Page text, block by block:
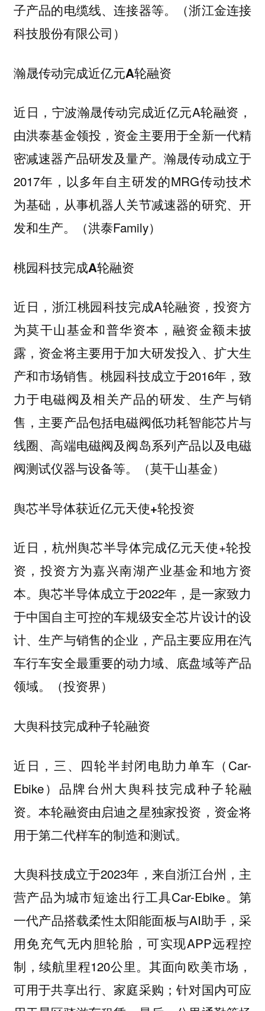
子产品的电缆线、连接器等。（浙江金连接
科技股份有限公司）
瀚晟传动完成近亿元A轮融资
近日，宁波瀚晟传动完成近亿元A轮融资，
由洪泰基金领投，资金主要用于全新一代精
密减速器产品研发及量产。瀚晟传动成立于
2017年，以多年自主研发的MRG传动技术
为基础，从事机器人关节减速器的研究、开
发和生产。（洪泰Family）
桃园科技完成A轮融资
近日，浙江桃园科技完成A轮融资，投资方
为莫干山基金和普华资本，融资金额未披
露，资金将主要用于加大研发投入、扩大生
产和市场销售。桃园科技成立于2016年，致
力于电磁阀及相关产品的研发、生产与销
售，主要产品包括电磁阀低功耗智能芯片与
线圈、高端电磁阀及阀岛系列产品以及电磁
阀测试仪器与设备等。（莫干山基金）
舆芯半导体获近亿元天使+轮投资
近日，杭州舆芯半导体完成亿元天使+轮投
资，投资方为嘉兴南湖产业基金和地方资
本。舆芯半导体成立于2022年，是一家致力
于中国自主可控的车规级安全芯片设计的设
计、生产与销售的企业，产品主要应用在汽
车行车安全最重要的动力域、底盘域等产品
领域。（投资界）
大舆科技完成种子轮融资
近日，三、四轮半封闭电助力单车（Car-
Ebike）品牌台州大舆科技完成种子轮融
资。本轮融资由启迪之星独家投资，资金将
用于第二代样车的制造和测试。
大舆科技成立于2023年，来自浙江台州，主
营产品为城市短途出行工具Car-Ebike。第
一代产品搭载柔性太阳能面板与AI助手，采
用免充气无内胆轮胎，可实现APP远程控
制，续航里程120公里。其面向欧美市场，
可用于共享出行、家庭采购；针对国内可应